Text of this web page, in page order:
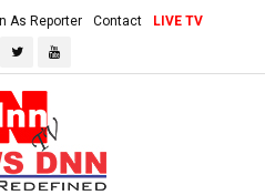
As Reporter Contact LIVE TV